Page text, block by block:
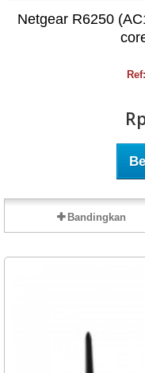
Netgear R6250
Bandingkan